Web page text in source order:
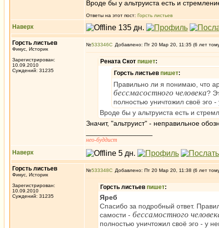
Вроде бы у альтруиста есть и
Ответы на этот пост: Горсть листьев
Наверх
Горсть листьев
Фикус, Историк
Зарегистрирован:
10.09.2010
Суждений: 31235
№533346 Добавлено: Пт 20 Мар 20, 11:35 (6 лет
Рената Скот пишет:
Горсть листьев пишет:
Правильно ли я понимаю, что
бессмасостного человека?
полностью уничтожил своё
Вроде бы у альтруиста есть и
Значит, "альтруист" - неправильное
нео-буддист
Наверх
Горсть листьев
Фикус, Историк
Зарегистрирован:
10.09.2010
Суждений: 31235
№533348 Добавлено: Пт 20 Мар 20, 11:38 (6 лет
Горсть листьев пишет:
Яреб
Спасибо за подробный ответ.
самости - бессамостного
полностью уничтожил своё эго - у